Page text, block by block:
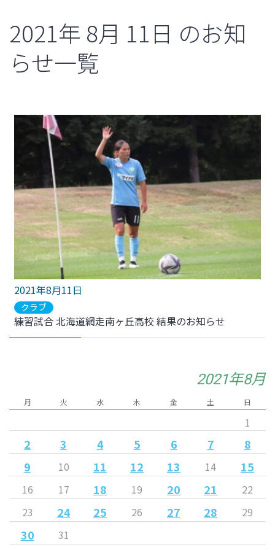
2021年 8月 11日 のお知
らせ一覧
2021年8月11日
クラブ
練習試合 北海道網走南ヶ丘高校 結果のお知らせ
2021年8月
月 火 水 木 金 土 日
1
2 3 4 5 6 7
8
9
10 11 12 13 14 15
16 17 18 19 20 21
22
23
24 25 26 27 28 29
30 31